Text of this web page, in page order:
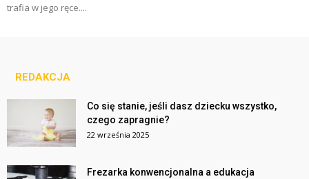
trafia w jego ręce....
REDAKCJA
Co się stanie, jeśli dasz dziecku wszystko,
czego zapragnie?
22 września 2025
Frezarka konwencjonalna a edukacja